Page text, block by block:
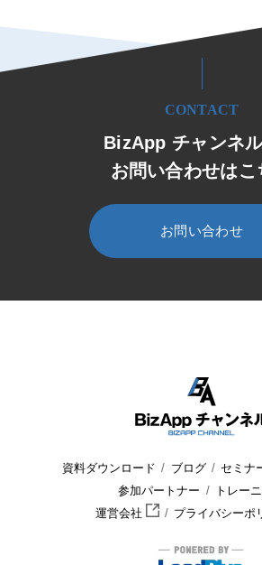
CONTACT
BizApp チャンネ
お問い合わせはこ
お問い合わせ
資料ダウンロード ブログ
セミナ
参加パートナー
トレー
運営会社
プライバシーポ